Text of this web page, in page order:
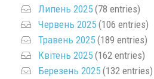
Липень 2025 (78 entries)
Червень 2025 (106 entries)
Травень 2025 (189 entries)
Квітень 2025 (162 entries)
Березень 2025 (132 entries)